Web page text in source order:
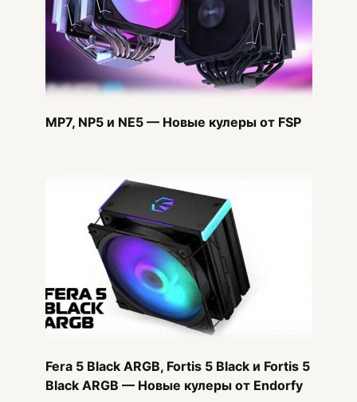
MP7, NP5 и NE5 — Новые кулеры от FSP
Fera 5 Black ARGB, Fortis 5 Black и Fortis 5
Black ARGB — Новые кулеры от Endorfy